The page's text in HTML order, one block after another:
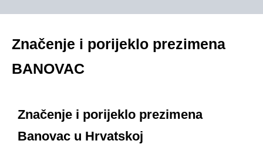
Značenje i porijeklo prezimena
BANOVAC
Značenje i porijeklo prezimena
Banovac u Hrvatskoj